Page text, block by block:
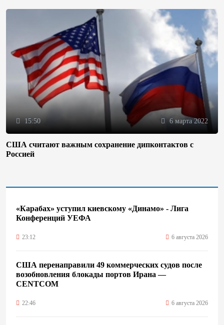
15:50 6 марта 2022
США считают важным сохранение дипконтактов с
Россией
«Карабах» уступил киевскому «Динамо» - Лига
Конференций УЕФА
23:12 6 августа 2026
США перенаправили 49 коммерческих судов после
возобновления блокады портов Ирана —
CENTCOM
22:46 6 августа 2026